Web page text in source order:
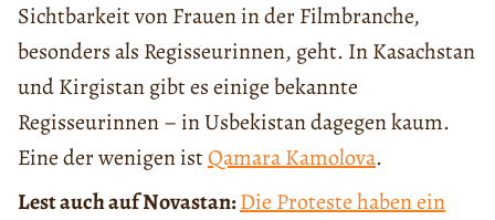
Sichtbarkeit von Frauen in der Filmbranche,
besonders als Regisseurinnen, geht. In Kasachstan
und Kirgistan gibt es einige bekannte
Regisseurinnen – in Usbekistan dagegen kaum.
Eine der wenigen istQamara Kamolova.
Lest auch auf Novastan:Die Proteste haben ein